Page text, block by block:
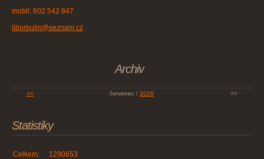
mobil: 602 542 847
liborbulin@seznam.cz
Archiv
<< červenec / 2026 >>
Statistiky
Celkem: 1290653